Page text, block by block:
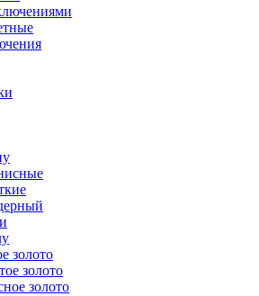
золото
золото
золото